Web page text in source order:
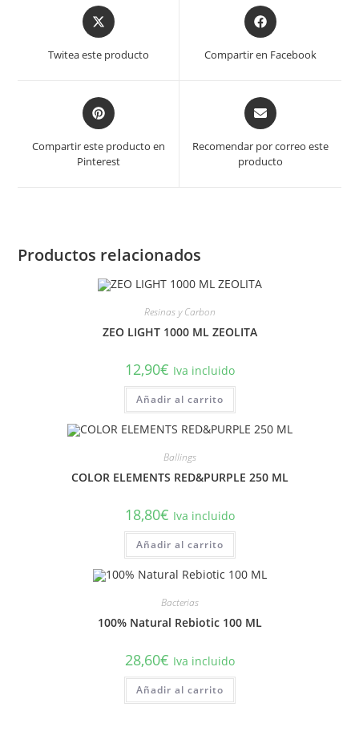
Opens
in
new
Twitea este producto
Opens
in
new
Compartir en Facebook
Opens
in
new
Compartir este producto en
Pinterest
Opens
in
new
Recomendar por correo este
producto
Productos relacionados
Resinas y Carbon
ZEO LIGHT 1000 ML ZEOLITA
12,90€ Iva incluido
Añadir al carrito
Ballings
COLOR ELEMENTS RED&PURPLE 250 ML
18,80€ Iva incluido
Añadir al carrito
Bacterias
100% Natural Rebiotic 100 ML
28,60€ Iva incluido
Añadir al carrito